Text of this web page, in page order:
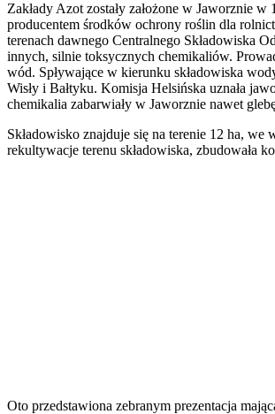
Zakłady Azot zostały założone w Jaworznie
producentem środków ochrony roślin dla
terenach dawnego Centralnego Składowiska
innych, silnie toksycznych chemikaliów.
wód. Spływające w kierunku składowiska
Wisły i Bałtyku. Komisja Helsińska uznała
chemikalia zabarwiały w Jaworznie nawet
Składowisko znajduje się na terenie 12 ha,
rekultywacje terenu składowiska, zbudowała
Oto przedstawiona zebranym prezentacja